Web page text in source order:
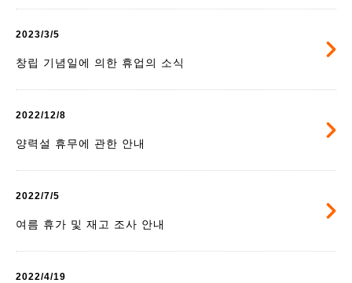
2023/3/5
창립 기념일에 의한 휴업의 소식
2022/12/8
양력설 휴무에 관한 안내
2022/7/5
여름 휴가 및 재고 조사 안내
2022/4/19